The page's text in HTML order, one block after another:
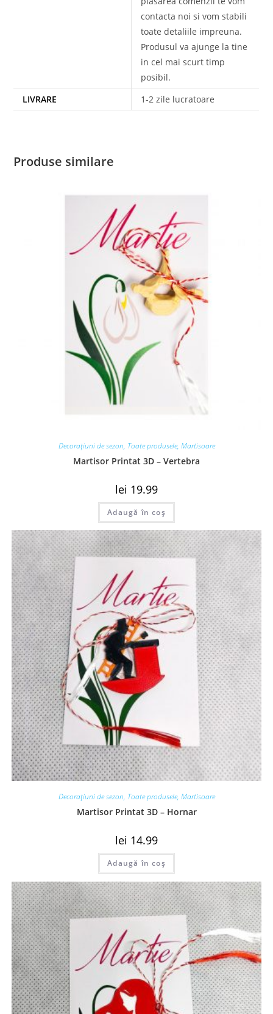
contacta noi si vom stabili
toate detaliile impreuna.
Produsul va ajunge la tine
in cel mai scurt timp
posibil.
LIVRARE
1-2 zile lucratoare
Produse similare
Decorațiuni de sezon, Toate produsele, Martisoare
Martisor Printat 3D – Vertebra
lei 19.99
Adaugă în coș
Decorațiuni de sezon, Toate produsele, Martisoare
Martisor Printat 3D – Hornar
lei 14.99
Adaugă în coș